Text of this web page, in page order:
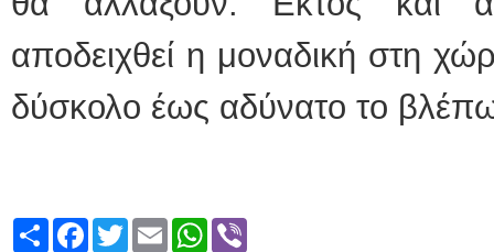
αποδειχθεί η μοναδική στη
δύσκολο έως αδύνατο το
ShareFacebook
TwitterEmailWhatsApp